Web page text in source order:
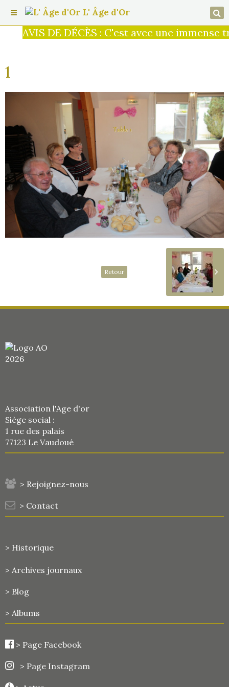
AVIS DE DÉCÈS : C'est avec une
L' Âge d'Or
1
Retour
Association l'Age d'or
Siège social :
1 rue des palais
77123 Le Vaudoué
> Rejoignez-nous
> Contact
> Historique
> Archives journaux
> Blog
> Albums
> Page Facebook
> Page Instagram